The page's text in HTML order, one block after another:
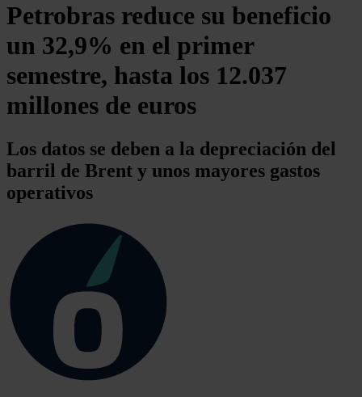
Petrobras reduce su beneficio
un 32,9% en el primer
semestre, hasta los 12.037
millones de euros
Los datos se deben a la depreciación del
barril de Brent y unos mayores gastos
operativos